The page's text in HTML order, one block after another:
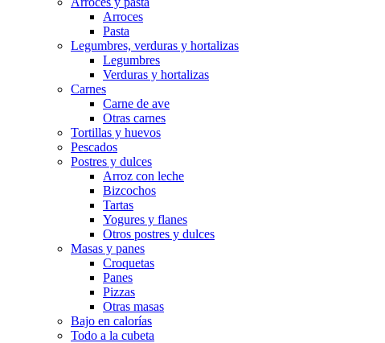
Arroces
Pasta
Legumbres, verduras y hortalizas
Legumbres
Verduras y hortalizas
Carnes
Carne de ave
Otras carnes
Tortillas y huevos
Pescados
Postres y dulces
Arroz con leche
Bizcochos
Tartas
Yogures y flanes
Otros postres y dulces
Masas y panes
Croquetas
Panes
Pizzas
Otras masas
Bajo en calorías
Todo a la cubeta